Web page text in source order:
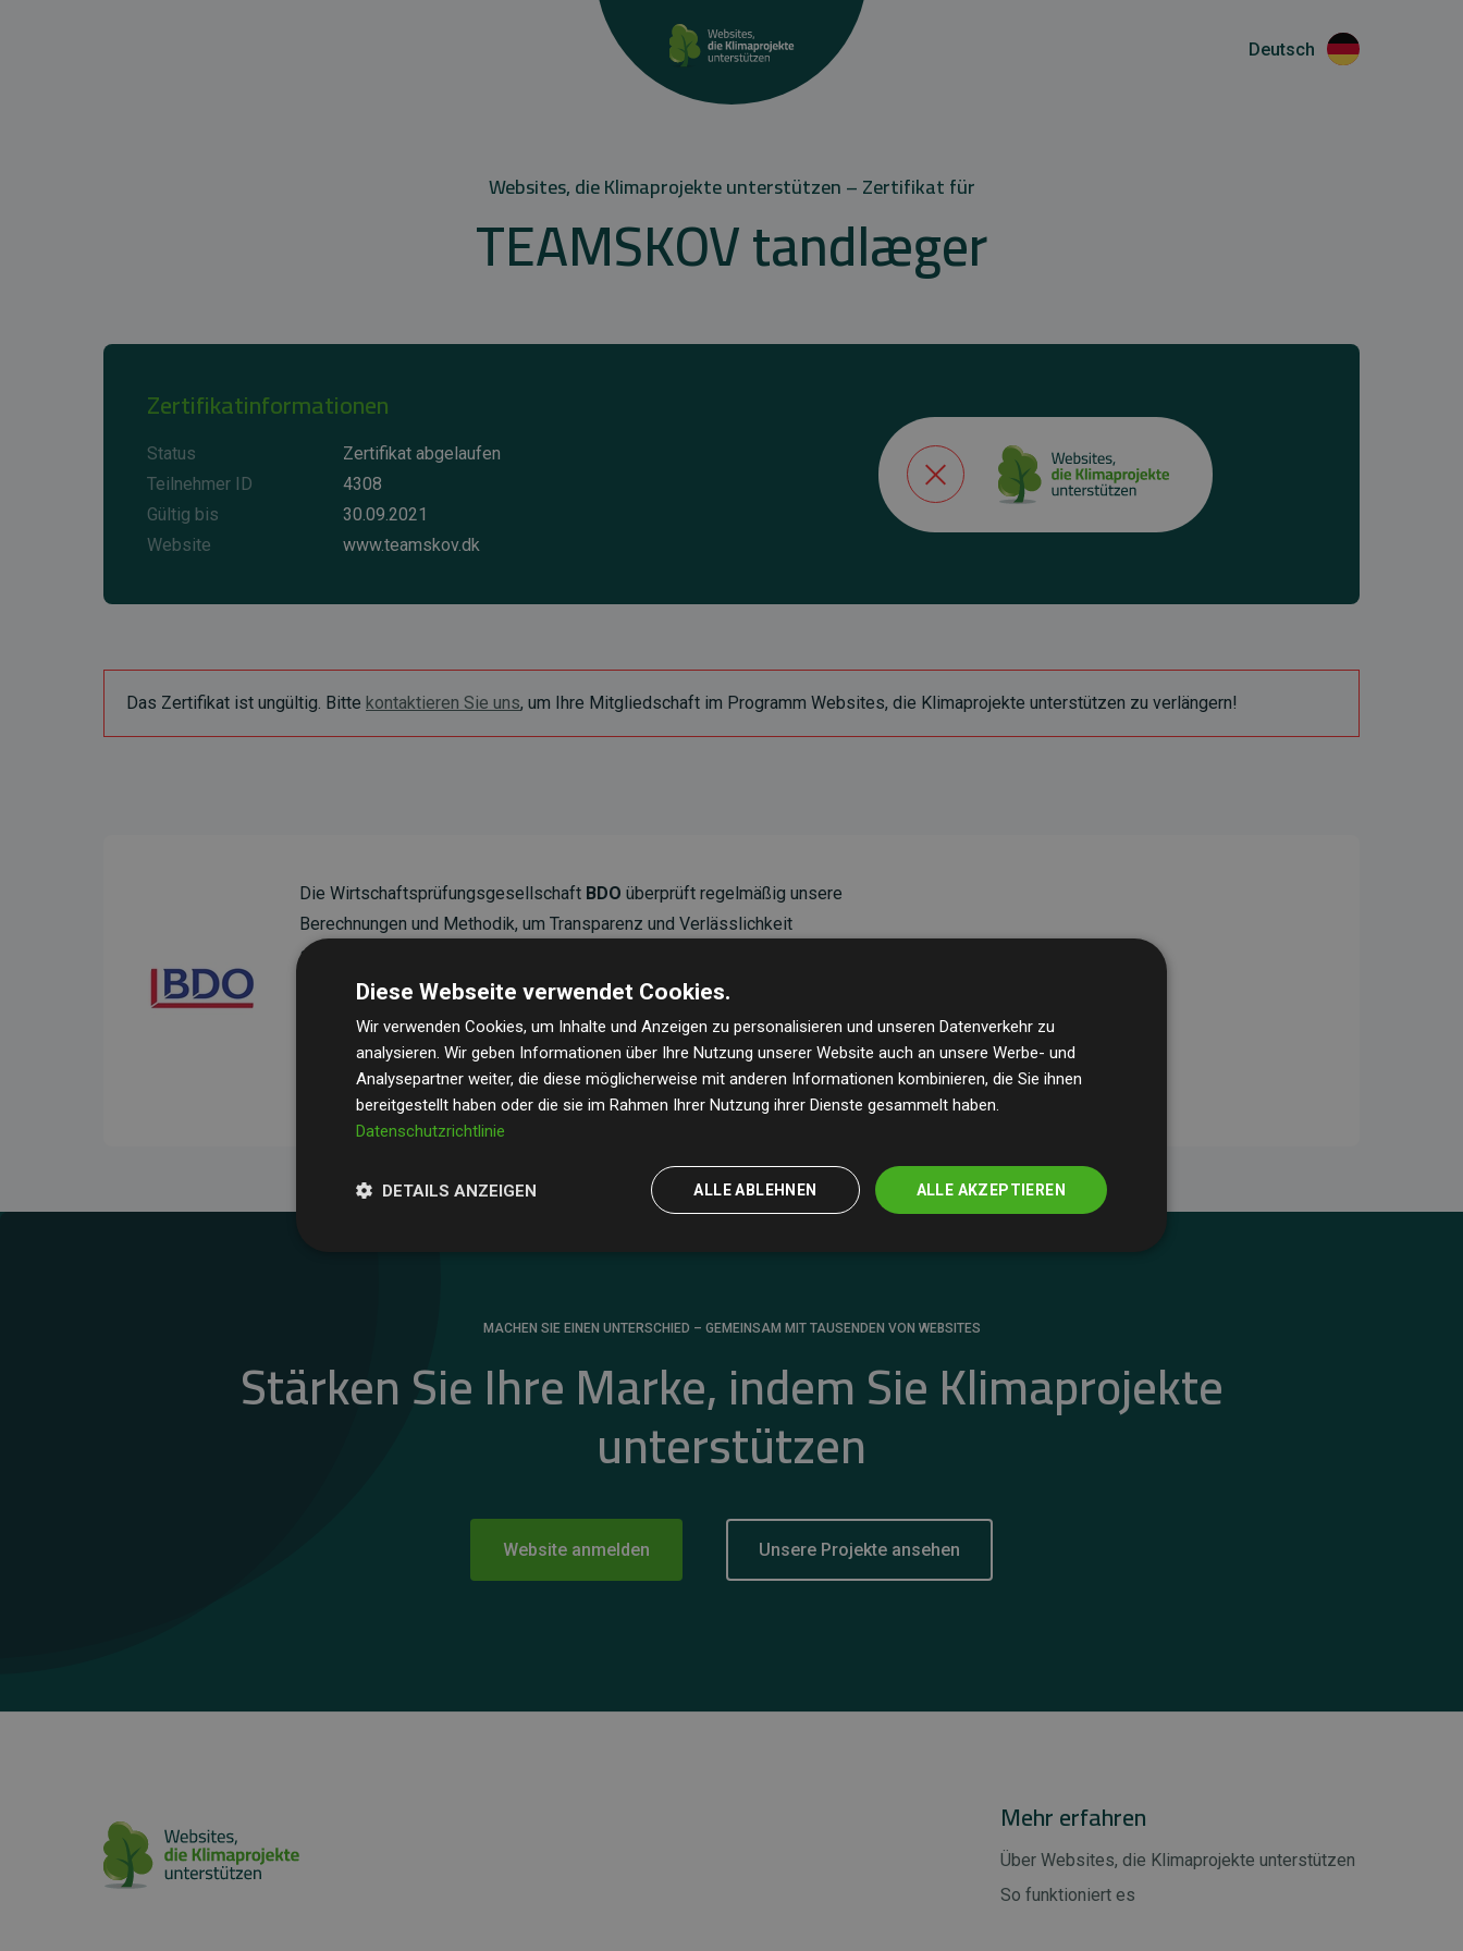
Deutsch
Websites, die Klimaprojekte unterstützen – Zertifikat für
TEAMSKOV tandlæger
Zertifikatinformationen
Status
Zertifikat abgelaufen
Teilnehmer ID
4308
Gültig bis
30.09.2021
Website
www.teamskov.dk
Das Zertifikat ist ungültig. Bitte kontaktieren Sie uns, um Ihre Mitgliedschaft im Programm Websites, die Klimaprojekte unterstützen zu verlängern!
Die Wirtschaftsprüfungsgesellschaft BDO überprüft regelmäßig unsere
Berechnungen und Methodik, um Transparenz und Verlässlichkeit
sicherzustellen.
Ihre Prüfungen belegen, dass unsere Investitionen in Klimaschutzprojekte im
Durchschnitt200 % der geschätzten CO₂-Emissionender teilnehmenden
Websites kompensieren – ein klarer Nachweis für die messbare Klimawirkung
unseres Ansatzes.
MACHEN SIE EINEN UNTERSCHIED – GEMEINSAM MIT TAUSENDEN VON WEBSITES
Stärken Sie Ihre Marke, indem Sie Klimaprojekte
unterstützen
Website anmelden Unsere Projekte ansehen
Mehr erfahren
Über Websites, die Klimaprojekte unterstützen
So funktioniert es
Diese Webseite verwendet Cookies.
Wir verwenden Cookies, um Inhalte und Anzeigen zu personalisieren und unseren Datenverkehr zu
analysieren. Wir geben Informationen über Ihre Nutzung unserer Website auch an unsere Werbe- und
Analysepartner weiter, die diese möglicherweise mit anderen Informationen kombinieren, die Sie ihnen
bereitgestellt haben oder die sie im Rahmen Ihrer Nutzung ihrer Dienste gesammelt haben.
Datenschutzrichtlinie
ALLE AKZEPTIEREN
ALLE ABLEHNEN
DETAILS ANZEIGEN